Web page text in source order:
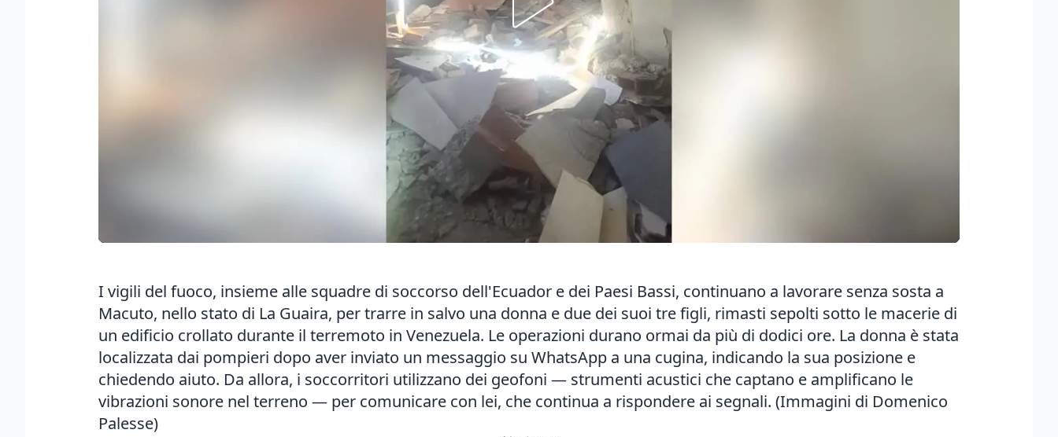
I vigili del fuoco, insieme alle squadre di soccorso dell'Ecuador e dei Paesi Bassi, continuano a lavorare senza sosta a
Macuto, nello stato di La Guaira, per trarre in salvo una donna e due dei suoi tre figli, rimasti sepolti sotto le macerie di
un edificio crollato durante il terremoto in Venezuela. Le operazioni durano ormai da più di dodici ore. La donna è stata
localizzata dai pompieri dopo aver inviato un messaggio su WhatsApp a una cugina, indicando la sua posizione e
chiedendo aiuto. Da allora, i soccorritori utilizzano dei geofoni — strumenti acustici che captano e amplificano le
vibrazioni sonore nel terreno — per comunicare con lei, che continua a rispondere ai segnali. (Immagini di Domenico
Palesse)